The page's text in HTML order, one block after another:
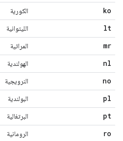
ko الكورية
lt الليتوانية
mr المراثية
nl الهولندية
no النرويجية
pl البولندية
pt البرتغالية
ro الرومانية